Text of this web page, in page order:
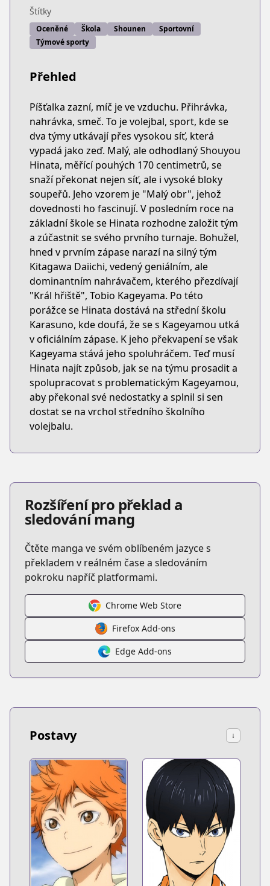
Štítky
Oceněné Škola Shounen
Sportovní
Týmové sporty
Přehled
Píšťalka zazní, míč je ve vzduchu. Přihrávka,
nahrávka, smeč. To je volejbal, sport, kde se
dva týmy utkávají přes vysokou síť, která
vypadá jako zeď. Malý, ale odhodlaný Shouyou
Hinata, měřící pouhých 170 centimetrů, se
snaží překonat nejen síť, ale i vysoké bloky
soupeřů. Jeho vzorem je "Malý obr", jehož
dovednosti ho fascinují. V posledním roce na
základní škole se Hinata rozhodne založit tým
a zúčastnit se svého prvního turnaje. Bohužel,
hned v prvním zápase narazí na silný tým
Kitagawa Daiichi, vedený geniálním, ale
dominantním nahrávačem, kterého přezdívají
"Král hřiště", Tobio Kageyama. Po této
porážce se Hinata dostává na střední školu
Karasuno, kde doufá, že se s Kageyamou utká
v oficiálním zápase. K jeho překvapení se však
Kageyama stává jeho spoluhráčem. Teď musí
Hinata najít způsob, jak se na týmu prosadit a
spolupracovat s problematickým Kageyamou,
aby překonal své nedostatky a splnil si sen
dostat se na vrchol středního školního
volejbalu.
Rozšíření pro překlad a
sledování mang
Čtěte manga ve svém oblíbeném jazyce s
překladem v reálném čase a sledováním
pokroku napříč platformami.
Chrome Web Store
Firefox Add-ons
Edge Add-ons
Postavy ↓